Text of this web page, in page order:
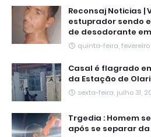
Reconsaj Noticias |
estuprador sendo
de desodorante
quinta-feira, fevereiro
Casal é flagrado
da Estação de
sexta-feira, julho 31,
Trgedia : Homem
após se separar